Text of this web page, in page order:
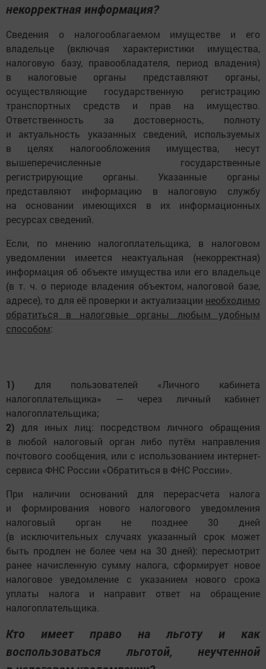
некорректная информация?
Сведения о налогооблагаемом имуществе и его
владельце (включая характеристики имущества,
налоговую базу, правообладателя, период владения)
в налоговые органы представляют органы,
осуществляющие государственную регистрацию
транспортных средств и прав на имущество.
Ответственность за достоверность, полноту
и актуальность указанных сведений, используемых
в целях налогообложения имущества, несут
вышеперечисленные государственные
регистрирующие органы. Указанные органы
представляют информацию в налоговую службу
на основании имеющихся в их информационных
ресурсах сведений.
Если, по мнению налогоплательщика, в налоговом
уведомлении имеется неактуальная (некорректная)
информация об объекте имущества или его владельце
(в т. ч. о периоде владения объектом, налоговой базе,
адресе), то для её проверки и актуализации необходимо
обратиться в налоговые органы любым удобным
способом:
1) для пользователей «Личного кабинета
налогоплательщика» — через личный кабинет
налогоплательщика;
2) для иных лиц: посредством личного обращения
в любой налоговый орган либо путём направления
почтового сообщения, или с использованием интернет-
сервиса ФНС России «Обратиться в ФНС России».
При наличии оснований для перерасчета налога
и формирования нового налогового уведомления
налоговый орган не позднее 30 дней
(в исключительных случаях указанный срок может
быть продлен не более чем на 30 дней): пересмотрит
ранее начисленную сумму налога, сформирует новое
налоговое уведомление с указанием нового срока
уплаты налога и направит ответ на обращение
налогоплательщика.
Кто имеет право на льготу и как
воспользоваться льготой, неучтенной